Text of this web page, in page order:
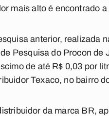
mais alto é encontrado a
anterior, realizada
Pesquisa do Procon de
de até R$ 0,03 por
Texaco, no bairro
da marca BR,